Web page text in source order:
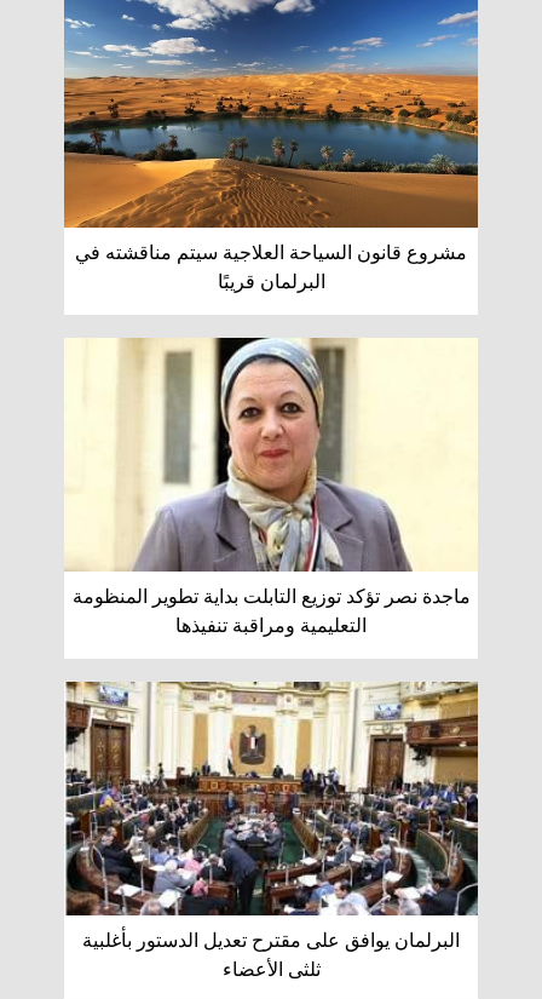
مشروع قانون السياحة العلاجية سيتم مناقشته في
البرلمان قريبًا
ماجدة نصر تؤكد توزيع التابلت بداية تطوير المنظومة
التعليمية ومراقبة تنفيذها
البرلمان يوافق على مقترح تعديل الدستور بأغلبية
ثلثى الأعضاء